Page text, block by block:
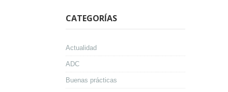
CATEGORÍAS
Actualidad
ADC
Buenas prácticas